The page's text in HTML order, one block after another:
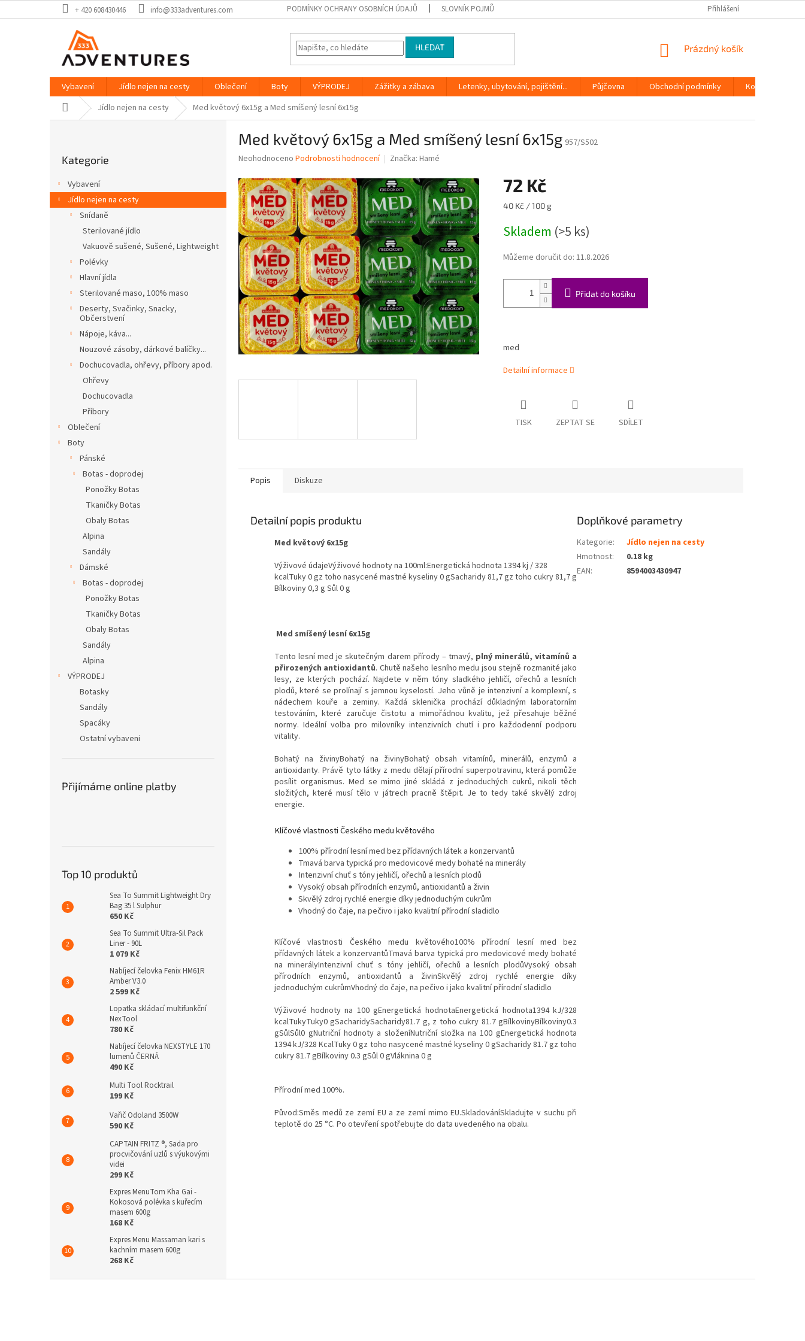
na
+ 420 608430446 info@333adventures.com PODMÍNKY OCHRANY OSOBNÍCH ÚDAJŮ SLOVNÍK POJMŮ Přihlášení
HLEDAT
NÁKUPNÍ
Prázdný košík
Vybavení Jídlo nejen na cesty Oblečení Boty VÝPRODEJ Zážitky a zábava Letenky, ubytování, pojištění... Půjčovna Obchodní podmínky
Kontakty
Domů Jídlo nejen na cesty Med květový 6x15g a Med smíšený lesní 6x15g
a
n
kategorie
Kategorie
Vybavení
Jídlo nejen na cesty
Snídaně
Sterilované jídlo
Vakuově sušené, Sušené, Lightweight
Polévky
Hlavní jídla
Sterilované maso, 100% maso
Deserty, Svačinky, Snacky,
Občerstvení
Nápoje, káva...
Nouzové zásoby, dárkové balíčky...
Dochucovadla, ohřevy, příbory apod.
Ohřevy
Dochucovadla
Příbory
Oblečení
Boty
Pánské
Botas - doprodej
Ponožky Botas
Tkaničky Botas
Obaly Botas
Alpina
Sandály
Dámské
Botas - doprodej
Ponožky Botas
Tkaničky Botas
Obaly Botas
Sandály
Alpina
VÝPRODEJ
Botasky
Sandály
Spacáky
Ostatní vybaveni
Přijímáme online platby
Top 10 produktů
Sea To Summit Lightweight Dry
Bag 35 l Sulphur
650 Kč
Sea To Summit Ultra-Sil Pack
Liner - 90L
1 079 Kč
Nabíjecí čelovka Fenix HM61R
Amber V3.0
2 599 Kč
Lopatka skládací multifunkční
NexTool
780 Kč
Nabíjecí čelovka NEXSTYLE 170
lumenů ČERNÁ
490 Kč
Multi Tool Rocktrail
199 Kč
Vařič Odoland 3500W
590 Kč
CAPTAIN FRITZ ®, Sada pro
procvičování uzlů s výukovými
videi
299 Kč
Expres MenuTom Kha Gai -
Kokosová polévka s kuřecím
masem 600g
168 Kč
Expres Menu Massaman kari s
kachním masem 600g
268 Kč
Med květový 6x15g a Med smíšený lesní 6x15g 957/S502
Průměrné
produktu
je
0,0
z
5
hvězdiček.
Neohodnoceno Podrobnosti hodnocení Značka: Hamé
72 Kč
Měrná
40 Kč / 100 g
Skladem (>5 ks)
Můžeme doručit do: 11.8.2026
Přidat do košíku
med
Detailní informace
TISK ZEPTAT SE SDÍLET
Popis Diskuze
Detailní popis produktu
Med květový 6x15g
Výživové údajeVýživové hodnoty na 100ml:Energetická hodnota 1394 kj / 328
kcalTuky 0 gz toho nasycené mastné kyseliny 0 gSacharidy 81,7 gz toho cukry 81,7 g
Bílkoviny 0,3 g Sůl 0 g
Med smíšený lesní 6x15g
Tento lesní med je skutečným darem přírody – tmavý, plný minerálů, vitamínů a
přirozených antioxidantů. Chutě našeho lesního medu jsou stejně rozmanité jako
lesy, ze kterých pochází. Najdete v něm tóny sladkého jehličí, ořechů a lesních
plodů, které se prolínají s jemnou kyselostí. Jeho vůně je intenzivní a komplexní, s
nádechem kouře a zeminy. Každá sklenička prochází důkladným laboratorním
testováním, které zaručuje čistotu a mimořádnou kvalitu, jež přesahuje běžné
normy. Ideální volba pro milovníky intenzivních chutí i pro každodenní podporu
vitality.
Bohatý na živinyBohatý na živinyBohatý obsah vitamínů, minerálů, enzymů a
antioxidanty. Právě tyto látky z medu dělají přírodní superpotravinu, která pomůže
posílit organismus. Med se mimo jiné skládá z jednoduchých cukrů, nikoli těch
složitých, které musí tělo v játrech pracně štěpit. Je to tedy také skvělý zdroj
energie.
Klíčové vlastnosti Českého medu květového
100% přírodní lesní med bez přídavných látek a konzervantů
Tmavá barva typická pro medovicové medy bohaté na minerály
Intenzivní chuť s tóny jehličí, ořechů a lesních plodů
Vysoký obsah přírodních enzymů, antioxidantů a živin
Skvělý zdroj rychlé energie díky jednoduchým cukrům
Vhodný do čaje, na pečivo i jako kvalitní přírodní sladidlo
Klíčové vlastnosti Českého medu květového100% přírodní lesní med bez
přídavných látek a konzervantůTmavá barva typická pro medovicové medy bohaté
na minerályIntenzivní chuť s tóny jehličí, ořechů a lesních plodůVysoký obsah
přírodních enzymů, antioxidantů a živinSkvělý zdroj rychlé energie díky
jednoduchým cukrůmVhodný do čaje, na pečivo i jako kvalitní přírodní sladidlo
Výživové hodnoty na 100 gEnergetická hodnotaEnergetická hodnota1394 kJ/328
kcalTukyTuky0 gSacharidySacharidy81.7 g, z toho cukry 81.7 gBílkovinyBílkoviny0.3
gSůlSůl0 gNutriční hodnoty a složeníNutriční složka na 100 gEnergetická hodnota
1394 kJ/328 KcalTuky 0 gz toho nasycené mastné kyseliny 0 gSacharidy 81.7 gz toho
cukry 81.7 gBílkoviny 0.3 gSůl 0 gVláknina 0 g
Přírodní med 100%.
Původ:Směs medů ze zemí EU a ze zemí mimo EU.SkladováníSkladujte v suchu při
teplotě do 25 °C. Po otevření spotřebujte do data uvedeného na obalu.
Doplňkové parametry
Kategorie:
Jídlo nejen na cesty
Hmotnost:
0.18 kg
EAN: 8594003430947